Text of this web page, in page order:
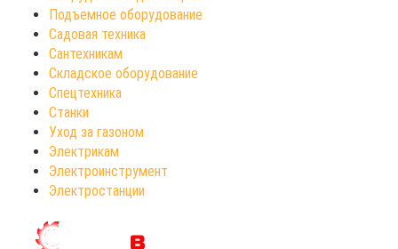
Подъемное оборудование
Садовая техника
Сантехникам
Складское оборудование
Спецтехника
Станки
Уход за газоном
Электрикам
Электроинструмент
Электростанции